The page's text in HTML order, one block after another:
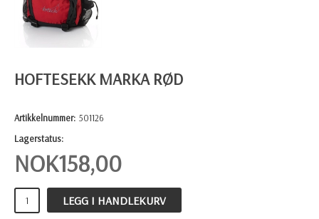
HOFTESEKK MARKA RØD
Artikkelnummer: 501126
Lagerstatus:
NOK158,00
LEGG I HANDLEKURV